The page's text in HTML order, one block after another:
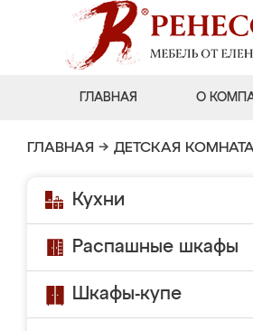
ГЛАВНАЯ О
ГЛАВНАЯ → ДЕТСКАЯ
Кухни
Распашные шкафы
Шкафы-купе